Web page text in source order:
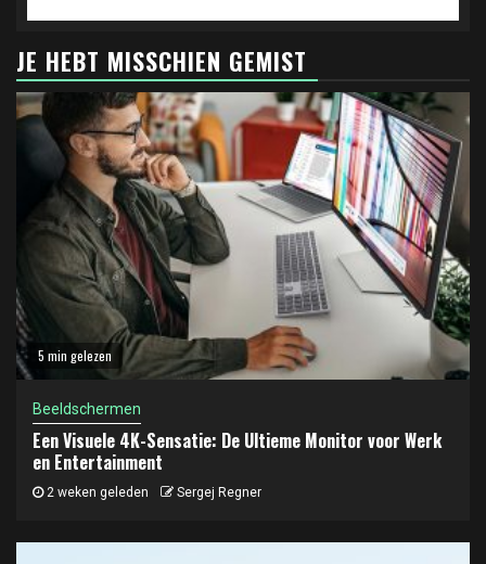
JE HEBT MISSCHIEN GEMIST
5 min gelezen
Beeldschermen
Een Visuele 4K-Sensatie: De Ultieme Monitor voor Werk
en Entertainment
2 weken geleden Sergej Regner